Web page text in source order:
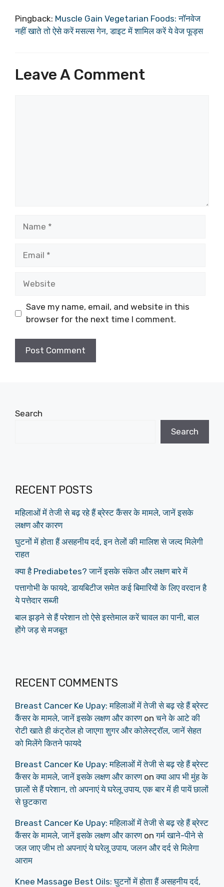
Pingback: Muscle Gain Vegetarian Foods: नॉनवेज
नहीं खाते तो ऐसे करें मसल्स गेन, डाइट में शामिल करें ये वेज फूड्स
Leave A Comment
Save my name, email, and website in this
browser for the next time I comment.
Search
Search
RECENT POSTS
महिलाओं में तेजी से बढ़ रहे हैं ब्रेस्ट कैंसर के मामले, जानें इसके
लक्षण और कारण
घुटनों में होता हैं असहनीय दर्द, इन तेलों की मालिश से जल्द मिलेगी
राहत
क्या है Prediabetes? जानें इसके संकेत और लक्षण बारे में
पत्तागोभी के फायदे, डायबिटीज समेत कई बिमारियों के लिए वरदान है
ये पत्तेदार सब्जी
बाल झड़ने से हैं परेशान तो ऐसे इस्तेमाल करें चावल का पानी, बाल
होंगे जड़ से मजबूत
RECENT COMMENTS
Breast Cancer Ke Upay: महिलाओं में तेजी से बढ़ रहे हैं ब्रेस्ट
कैंसर के मामले, जानें इसके लक्षण और कारणonचने के आटे की
रोटी खाते ही कंट्रोल हो जाएगा शुगर और कोलेस्ट्रॉल, जानें सेहत
को मिलेंगे कितने फायदे
Breast Cancer Ke Upay: महिलाओं में तेजी से बढ़ रहे हैं ब्रेस्ट
कैंसर के मामले, जानें इसके लक्षण और कारणonक्या आप भी मुंह के
छालों से हैं परेशान, तो अपनाएं ये घरेलू उपाय, एक बार में ही पायें छालों
से छुटकारा
Breast Cancer Ke Upay: महिलाओं में तेजी से बढ़ रहे हैं ब्रेस्ट
कैंसर के मामले, जानें इसके लक्षण और कारणonगर्म खाने-पीने से
जल जाए जीभ तो अपनाएं ये घरेलू उपाय, जलन और दर्द से मिलेगा
आराम
Knee Massage Best Oils: घुटनों में होता हैं असहनीय दर्द,